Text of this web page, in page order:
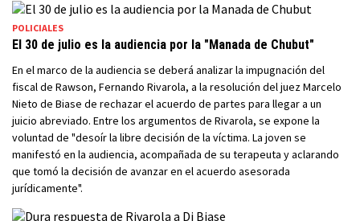
POLICIALES
El 30 de julio es la audiencia por la "Manada de Chubut"
En el marco de la audiencia se deberá analizar la impugnación del
fiscal de Rawson, Fernando Rivarola, a la resolución del juez Marcelo
Nieto de Biase de rechazar el acuerdo de partes para llegar a un
juicio abreviado. Entre los argumentos de Rivarola, se expone la
voluntad de "desoír la libre decisión de la víctima. La joven se
manifestó en la audiencia, acompañada de su terapeuta y aclarando
que tomó la decisión de avanzar en el acuerdo asesorada
jurídicamente".